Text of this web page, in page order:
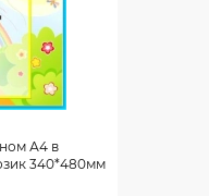
А4 в
340*480мм